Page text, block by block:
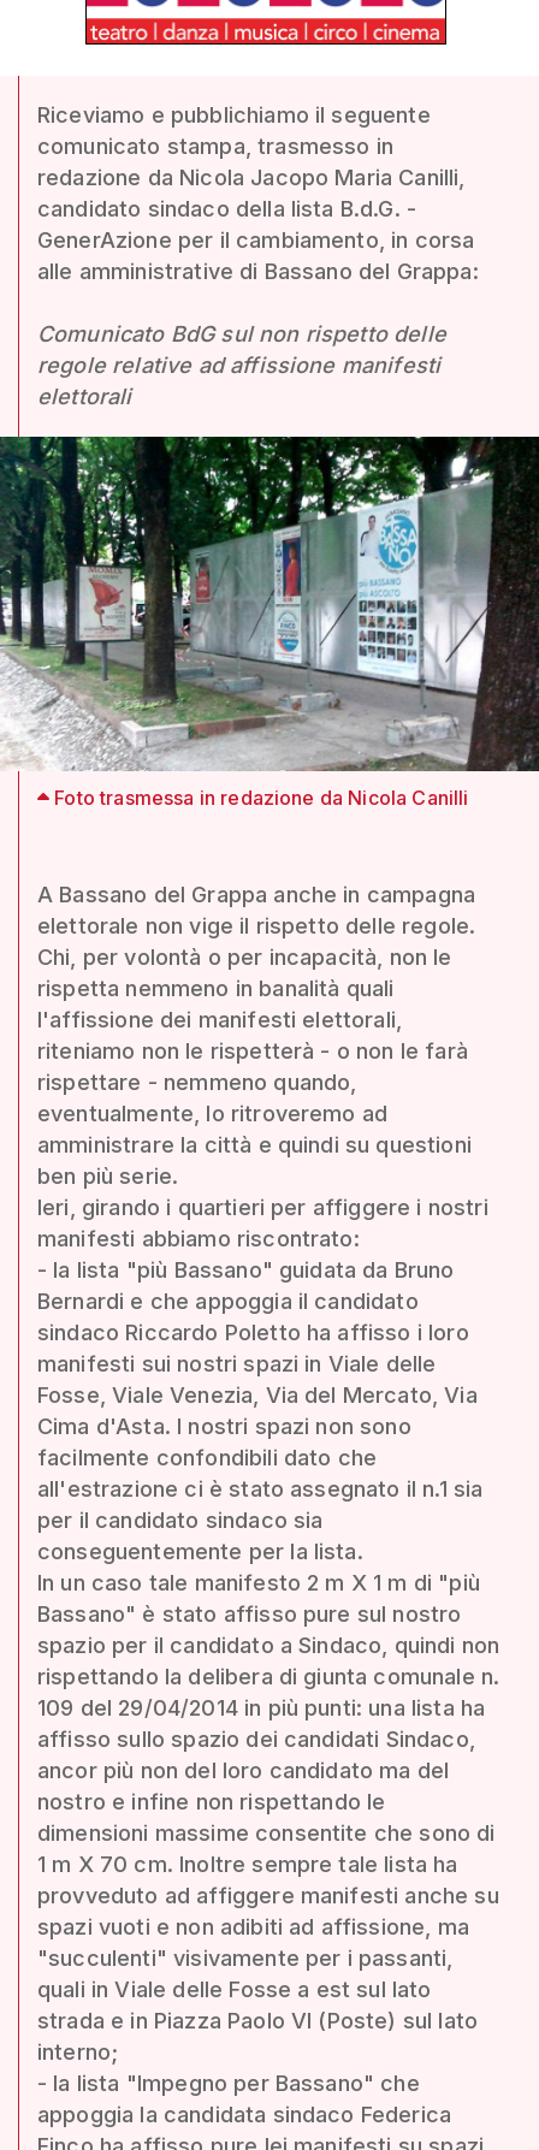
Riceviamo e pubblichiamo il seguente
comunicato stampa, trasmesso in
redazione da Nicola Jacopo Maria Canilli,
candidato sindaco della lista B.d.G. -
GenerAzione per il cambiamento, in corsa
alle amministrative di Bassano del Grappa:
Comunicato BdG sul non rispetto delle
regole relative ad affissione manifesti
elettorali
Foto trasmessa in redazione da Nicola Canilli
A Bassano del Grappa anche in campagna
elettorale non vige il rispetto delle regole.
Chi, per volontà o per incapacità, non le
rispetta nemmeno in banalità quali
l'affissione dei manifesti elettorali,
riteniamo non le rispetterà - o non le farà
rispettare - nemmeno quando,
eventualmente, lo ritroveremo ad
amministrare la città e quindi su questioni
ben più serie.
Ieri, girando i quartieri per affiggere i nostri
manifesti abbiamo riscontrato:
- la lista "più Bassano" guidata da Bruno
Bernardi e che appoggia il candidato
sindaco Riccardo Poletto ha affisso i loro
manifesti sui nostri spazi in Viale delle
Fosse, Viale Venezia, Via del Mercato, Via
Cima d'Asta. I nostri spazi non sono
facilmente confondibili dato che
all'estrazione ci è stato assegnato il n.1 sia
per il candidato sindaco sia
conseguentemente per la lista.
In un caso tale manifesto 2 m X 1 m di "più
Bassano" è stato affisso pure sul nostro
spazio per il candidato a Sindaco, quindi non
rispettando la delibera di giunta comunale n.
109 del 29/04/2014 in più punti: una lista ha
affisso sullo spazio dei candidati Sindaco,
ancor più non del loro candidato ma del
nostro e infine non rispettando le
dimensioni massime consentite che sono di
1 m X 70 cm. Inoltre sempre tale lista ha
provveduto ad affiggere manifesti anche su
spazi vuoti e non adibiti ad affissione, ma
"succulenti" visivamente per i passanti,
quali in Viale delle Fosse a est sul lato
strada e in Piazza Paolo VI (Poste) sul lato
interno;
- la lista "Impegno per Bassano" che
appoggia la candidata sindaco Federica